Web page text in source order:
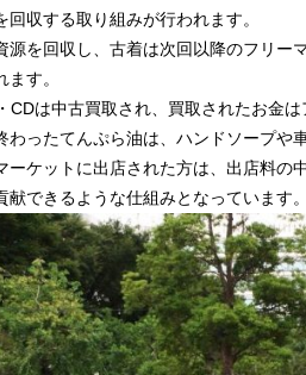
回収する取り組みが行われます。
源を回収し、古着は次回以降のフリ
す。
CDは中古買取され、買取されたお金
わったてんぷら油は、ハンドソープや
ーケットに出店された方は、出店料